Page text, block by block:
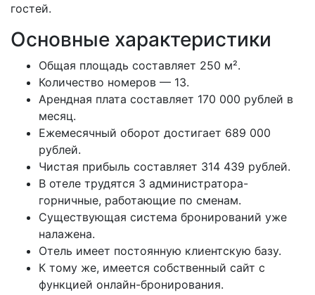
гостей.
Основные характеристики
Общая площадь составляет 250 м².
Количество номеров — 13.
Арендная плата составляет 170 000 рублей в
месяц.
Ежемесячный оборот достигает 689 000
рублей.
Чистая прибыль составляет 314 439 рублей.
В отеле трудятся 3 администратора-
горничные, работающие по сменам.
Существующая система бронирований уже
налажена.
Отель имеет постоянную клиентскую базу.
К тому же, имеется собственный сайт с
функцией онлайн-бронирования.